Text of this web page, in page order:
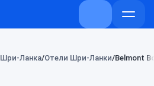
+7 (800) 707-
Шри-Ланка Отели Шри-Ланки Belmont